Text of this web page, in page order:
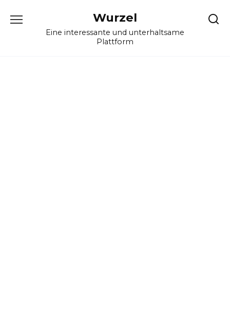
Wurzel
Eine interessante und unterhaltsame
Plattform